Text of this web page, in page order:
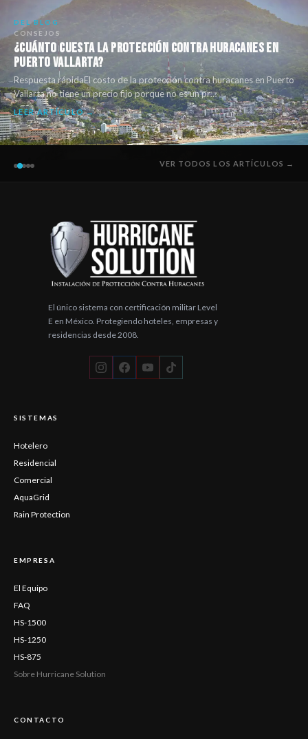
DEL BLOG
CONSEJOS
¿Cuánto Cuesta la Protección Contra Huracanes en
Puerto Vallarta?
Respuesta rápidaEl costo de la protección contra huracanes en Puerto
Vallarta no tiene un precio fijo porque no es un pr…
LEER ARTÍCULO →
VER TODOS LOS ARTÍCULOS →
El único sistema con certificación militar Level
E en México. Protegiendo hoteles, empresas y
residencias desde 2008.
SISTEMAS
Hotelero
Residencial
Comercial
AquaGrid
Rain Protection
EMPRESA
El Equipo
FAQ
HS-1500
HS-1250
HS-875
Sobre Hurricane Solution
CONTACTO